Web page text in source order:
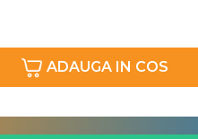
ADAUGA IN COS